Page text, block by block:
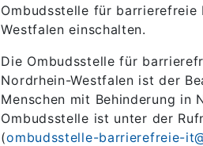
Ombudsstelle für
Westfalen einschalten.
Die Ombudsstelle für
Nordrhein-Westfalen ist der
Menschen mit Behinderung in
Ombudsstelle ist unter der
(ombudsstelle-barrierefreie-